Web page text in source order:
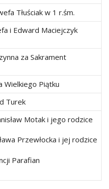
Tłuściak w 1 r.śm.
i Edward Maciejczyk
za Sakrament
Wielkiego Piątku
Turek
Motak i jego rodzice
Przewłocka i jej rodzice
Parafian